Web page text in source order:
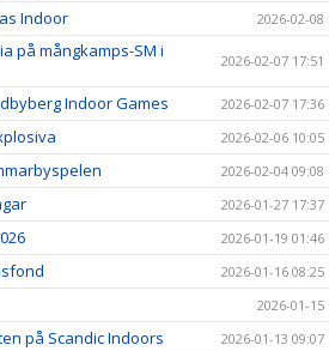
Indoor 2026-02-08
på mångkamps-SM i
2026-02-07 17:51
Indoor Games 2026-02-07 17:36
2026-02-06 10:05
2026-02-04 09:08
2026-01-27 17:37
2026-01-19 01:46
2026-01-16 08:25
2026-01-15
på Scandic Indoors 2026-01-13 09:07